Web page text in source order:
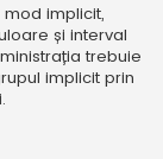
implicit,
și interval
trebuie
implicit prin